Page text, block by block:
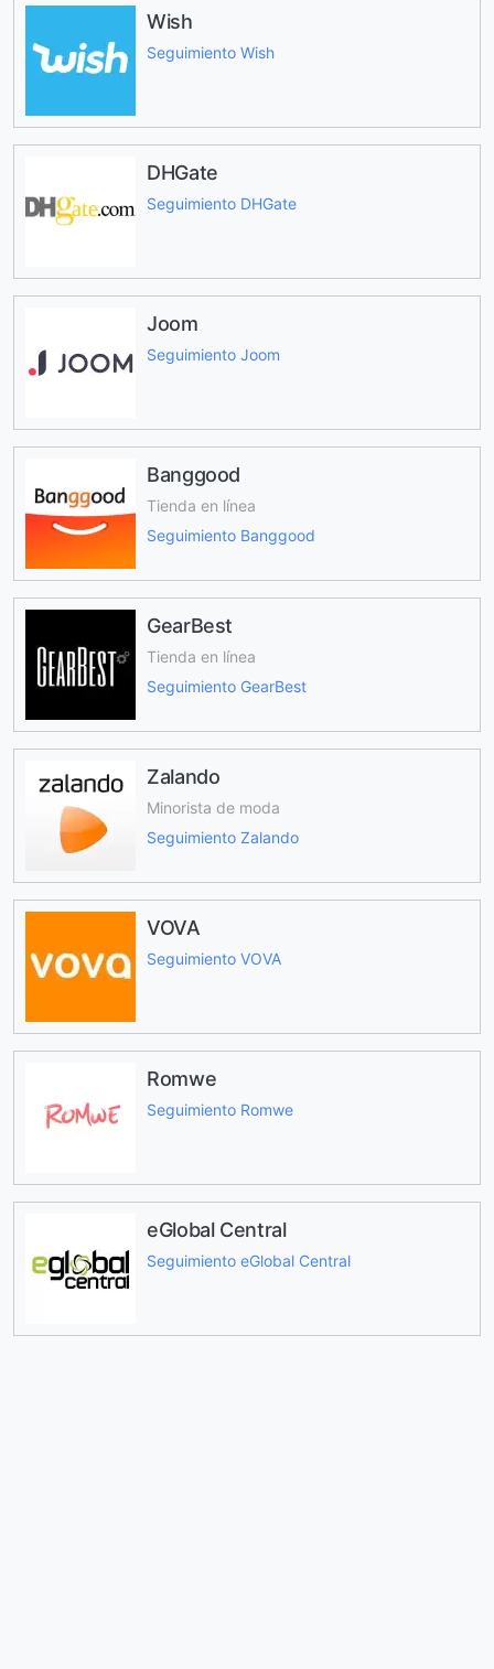
Wish
Seguimiento Wish
DHGate
Seguimiento DHGate
Joom
Seguimiento Joom
Banggood
Tienda en línea
Seguimiento Banggood
GearBest
Tienda en línea
Seguimiento GearBest
Zalando
Minorista de moda
Seguimiento Zalando
VOVA
Seguimiento VOVA
Romwe
Seguimiento Romwe
eGlobal Central
Seguimiento eGlobal Central